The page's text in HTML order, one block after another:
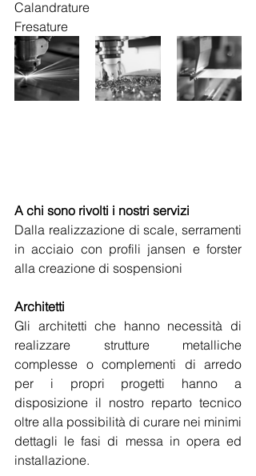
Calandrature
Fresature
A chi sono rivolti i nostri servizi
Dalla realizzazione di scale, serramenti
in acciaio con profili jansen e forster
alla creazione di sospensioni
Architetti
Gli architetti che hanno necessità di
realizzare strutture metalliche
complesse o complementi di arredo
per i propri progetti hanno a
disposizione il nostro reparto tecnico
oltre alla possibilità di curare nei minimi
dettagli le fasi di messa in opera ed
installazione.